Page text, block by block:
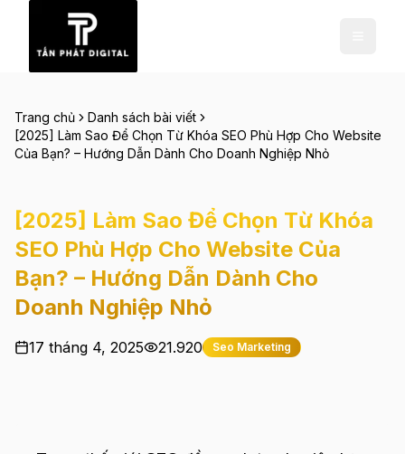
Trang chủ
Danh sách bài viết
[2025] Làm Sao Để Chọn Từ Khóa SEO Phù Hợp Cho Website
Của Bạn? – Hướng Dẫn Dành Cho Doanh Nghiệp Nhỏ
[2025] Làm Sao Để Chọn Từ Khóa
SEO Phù Hợp Cho Website Của
Bạn? – Hướng Dẫn Dành Cho
Doanh Nghiệp Nhỏ
17 tháng 4, 2025 21.920 Seo Marketing